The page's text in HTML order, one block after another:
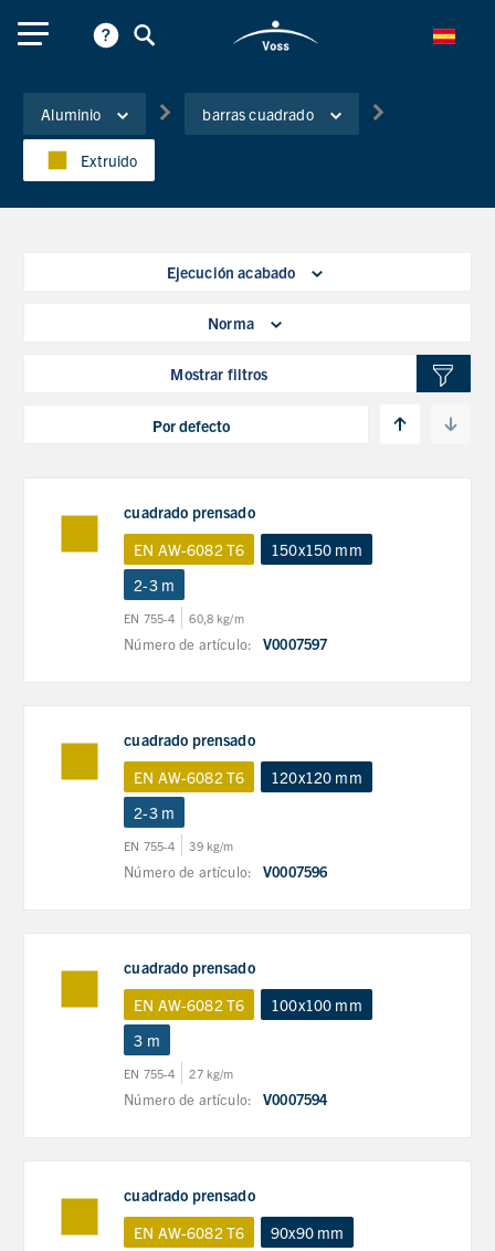
Aluminio barras cuadrado
Extruido
Ejecución acabado
Norma
Mostrar filtros
cuadrado prensado
EN AW-6082 T6
150x150 mm
2-3 m
EN 755-4 60,8 kg/m
Número de artículo: V0007597
cuadrado prensado
EN AW-6082 T6
120x120 mm
2-3 m
EN 755-4 39 kg/m
Número de artículo: V0007596
cuadrado prensado
EN AW-6082 T6
100x100 mm
3 m
EN 755-4 27 kg/m
Número de artículo: V0007594
cuadrado prensado
EN AW-6082 T6
90x90 mm